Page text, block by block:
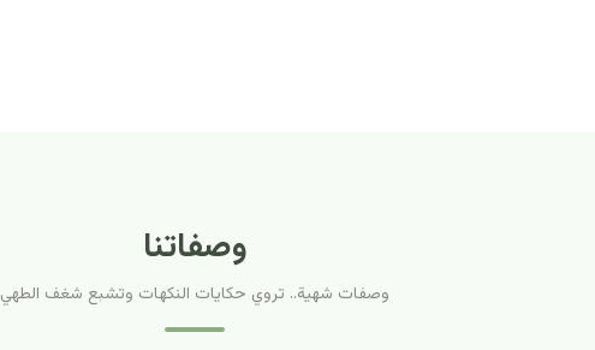
وصفاتنا
وصفات شهية.. تروي حكايات النكهات وتشبع شغف الطهي